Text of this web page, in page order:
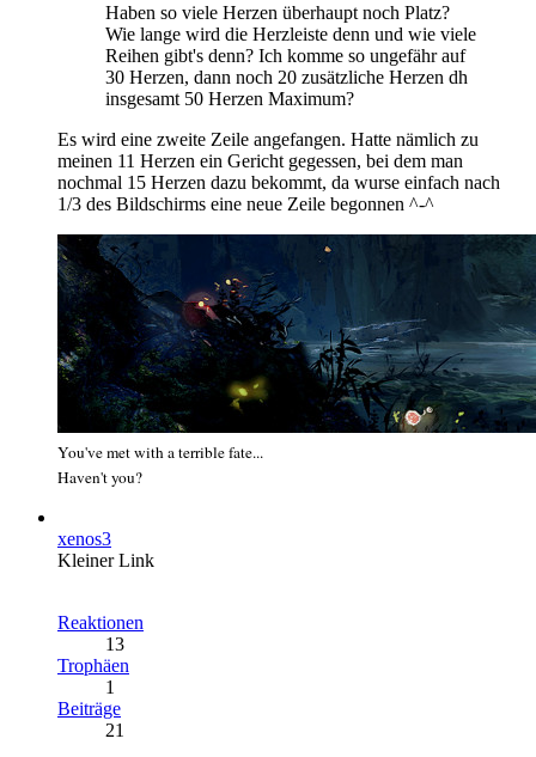
Haben so viele Herzen überhaupt noch Platz?
Wie lange wird die Herzleiste denn und wie viele
Reihen gibt's denn? Ich komme so ungefähr auf
30 Herzen, dann noch 20 zusätzliche Herzen dh
insgesamt 50 Herzen Maximum?
Es wird eine zweite Zeile angefangen. Hatte nämlich zu
meinen 11 Herzen ein Gericht gegessen, bei dem man
nochmal 15 Herzen dazu bekommt, da wurse einfach nach
1/3 des Bildschirms eine neue Zeile begonnen ^-^
You've met with a terrible fate...
Haven't you?
xenos3
Kleiner Link
Reaktionen
13
Trophäen
1
Beiträge
21